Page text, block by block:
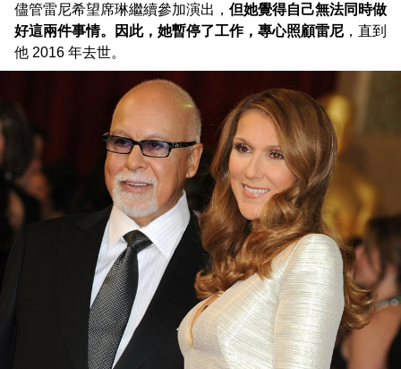
儘管雷尼希望席琳繼續參加演出， 但她覺得自己無法同時做
好這兩件事情。因此，她暫停了工作，專心照顧雷尼 ，直到
他 2016 年去世。